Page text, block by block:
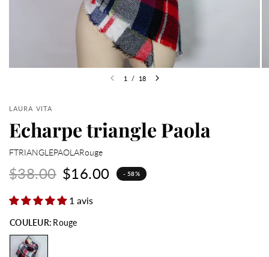
1 / 18
LAURA VITA
Echarpe triangle Paola
FTRIANGLEPAOLARouge
$38.00 $16.00 - 58%
1 avis
COULEUR: Rouge